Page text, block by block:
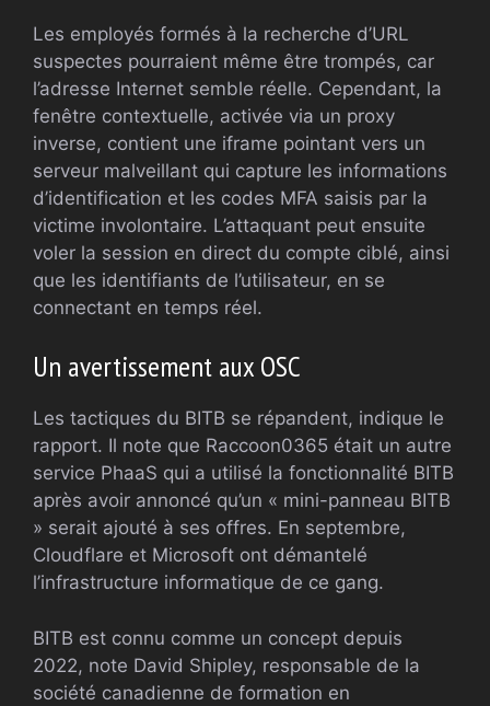
Les employés formés à la recherche d’URL
suspectes pourraient même être trompés, car
l’adresse Internet semble réelle. Cependant, la
fenêtre contextuelle, activée via un proxy
inverse, contient une iframe pointant vers un
serveur malveillant qui capture les informations
d’identification et les codes MFA saisis par la
victime involontaire. L’attaquant peut ensuite
voler la session en direct du compte ciblé, ainsi
que les identifiants de l’utilisateur, en se
connectant en temps réel.
Un avertissement aux OSC
Les tactiques du BITB se répandent, indique le
rapport. Il note que Raccoon0365 était un autre
service PhaaS qui a utilisé la fonctionnalité BITB
après avoir annoncé qu’un « mini-panneau BITB
» serait ajouté à ses offres. En septembre,
Cloudflare et Microsoft ont démantelé
l’infrastructure informatique de ce gang.
BITB est connu comme un concept depuis
2022, note David Shipley, responsable de la
société canadienne de formation en